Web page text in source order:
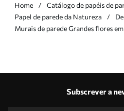
Home
Catálogo de papéis de
Papel de parede da Natureza
Murais de parede Grandes flores
Subscrever a